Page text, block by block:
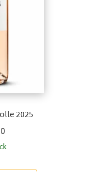
2025